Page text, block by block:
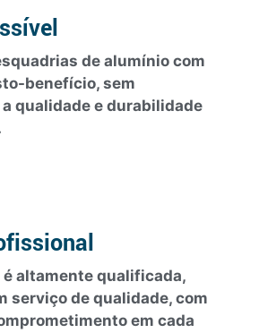
de alumínio com
benefício, sem
qualidade e durabilidade
é altamente qualificada,
serviço de qualidade, com
em cada